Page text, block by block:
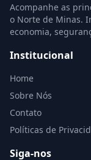
Acompanhe as
o Norte de Minas.
economia,
Institucional
Home
Sobre Nós
Contato
Políticas de
Siga-nos